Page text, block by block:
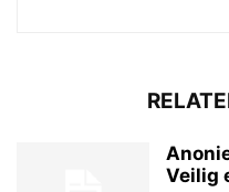
Veilig